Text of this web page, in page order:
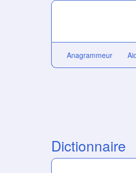
Anagrammeur
Dictionnaire